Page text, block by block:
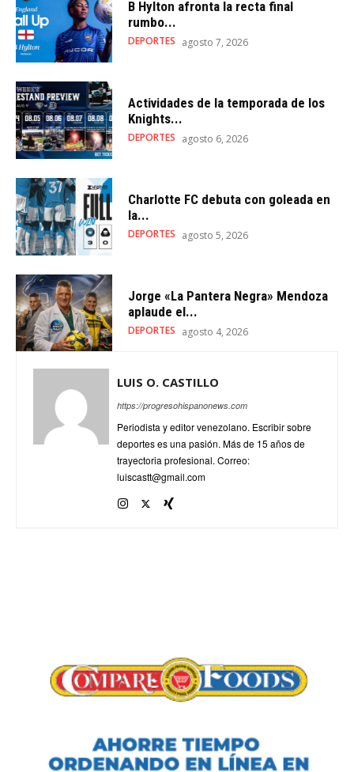
B Hylton afronta la recta final
rumbo...
DEPORTES agosto 7, 2026
Actividades de la temporada de los
Knights...
DEPORTES agosto 6, 2026
Charlotte FC debuta con goleada en
la...
DEPORTES agosto 5, 2026
Jorge «La Pantera Negra» Mendoza
aplaude el...
DEPORTES agosto 4, 2026
LUIS O. CASTILLO
https://progresohispanonews.com
Periodista y editor venezolano. Escribir sobre
deportes es una pasión. Más de 15 años de
trayectoria profesional. Correo:
luiscastt@gmail.com